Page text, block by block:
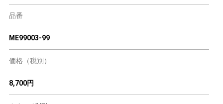
品番
ME99003-99
価格（税別）
8,700円